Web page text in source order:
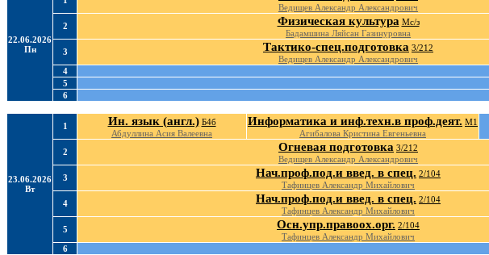
22.06.2026
Пн
Ведищев Александр Александрович
2
Физическая культура Мс/з
Бадамшина Ляйсан Газинуровна
3
Тактико-спец.подготовка 3/212
Ведищев Александр Александрович
4
5
6
23.06.2026
Вт
1 Ин. язык (англ.) Б4б
Абдуллина Асия Валеевна
Информатика и инф.техн.в проф.деят. М1
Агибалова Кристина Евгеньевна
2
Огневая подготовка 3/212
Ведищев Александр Александрович
3
Нач.проф.под.и введ. в спец. 2/104
Тафинцев Александр Михайлович
4
Нач.проф.под.и введ. в спец. 2/104
Тафинцев Александр Михайлович
5
Осн.упр.правоох.орг. 2/104
Тафинцев Александр Михайлович
6